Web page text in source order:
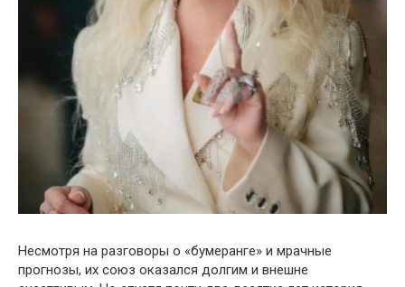
Несмотря на разговоры о «бумеранге» и мрачные
прогнозы, их союз оказался долгим и внешне